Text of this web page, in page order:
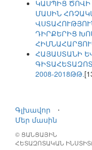
ԿԱՍՊԻՑ
ՄԱՍԻՆ
ԴԻՐՔԵՐԻՑ
ՀԱՅԱՍՏԱՆԻ
2008-2018ԹԹ.
Գլխավոր
⋅
Մեր մասին
© ՑԱՆՑԱՅԻՆ
ՀԵՏԱԶՈՏԱԿԱՆ